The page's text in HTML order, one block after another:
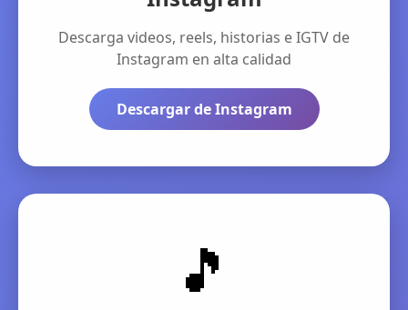
Descarga videos, reels, historias e IGTV de
Instagram en alta calidad
Descargar de Instagram
🎵